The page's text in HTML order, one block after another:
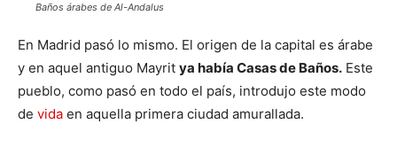
Baños árabes de Al-Andalus
En Madrid pasó lo mismo. El origen de la capital es árabe
y en aquel antiguo Mayrit ya había Casas de Baños. Este
pueblo, como pasó en todo el país, introdujo este modo
de vida en aquella primera ciudad amurallada.